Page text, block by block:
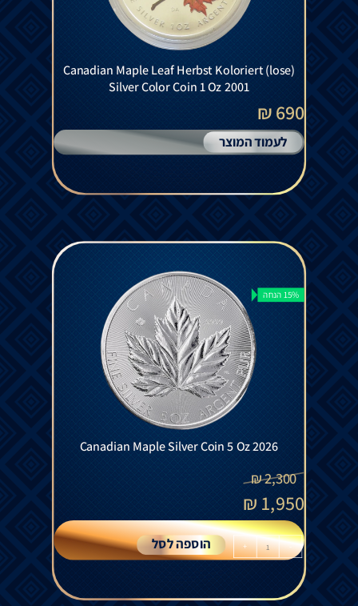
Canadian Maple Leaf Herbst Koloriert (lose)
Silver Color Coin 1 Oz 2001
690 ₪
לעמוד המוצר
15% הנחה
Canadian Maple Silver Coin 5 Oz 2026
2,300
₪
1,950
₪
-
+ הוספה לסל